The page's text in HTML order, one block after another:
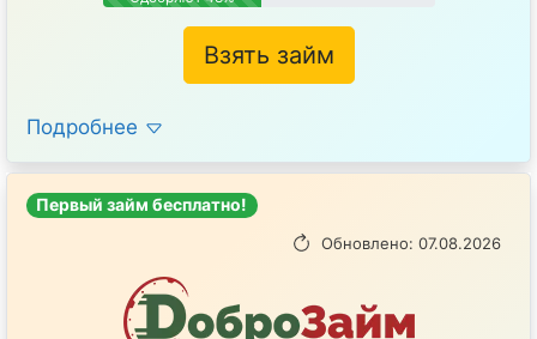
Взять займ
Подробнее
Первый займ бесплатно!
Обновлено: 07.08.2026